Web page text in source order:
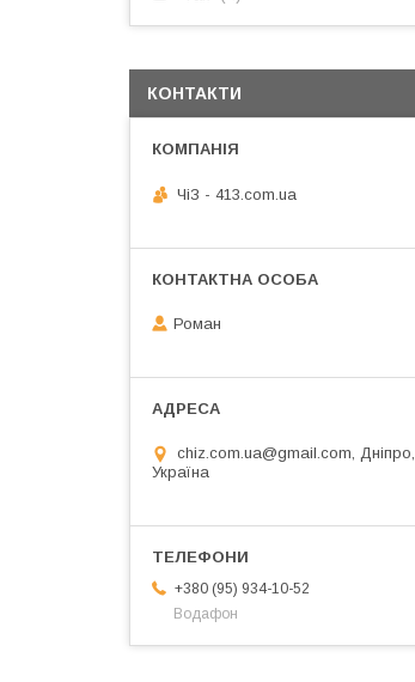
КОНТАКТИ
ЧiЗ - 413.com.ua
Роман
chiz.com.ua@gmail.com, Дніпро,
Україна
+380 (95) 934-10-52
Водафон